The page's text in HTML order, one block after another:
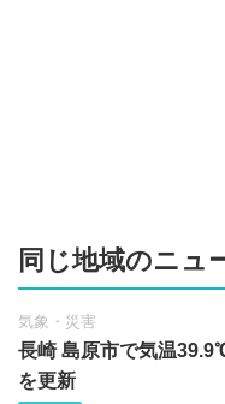
同じ地域のニュ
気象・災害
長崎 島原市で気温
を更新